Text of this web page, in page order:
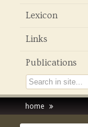
Lexicon
Links
Publications
home